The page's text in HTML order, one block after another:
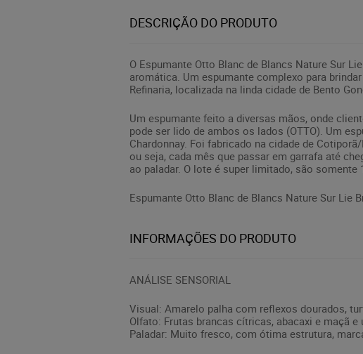
DESCRIÇÃO DO PRODUTO
O Espumante Otto Blanc de Blancs Nature Sur
aromática. Um espumante complexo para
Refinaria, localizada na linda cidade de Bento
Um espumante feito a diversas mãos, onde
pode ser lido de ambos os lados (OTTO). Um
Chardonnay. Foi fabricado na cidade de
ou seja, cada mês que passar em garrafa até
ao paladar. O lote é super limitado, são somente
Espumante Otto Blanc de Blancs Nature Sur Lie
INFORMAÇÕES DO PRODUTO
ANÁLISE SENSORIAL
Visual: Amarelo palha com reflexos dourados,
Olfato: Frutas brancas cítricas, abacaxi e maçã e
Paladar: Muito fresco, com ótima estrutura,